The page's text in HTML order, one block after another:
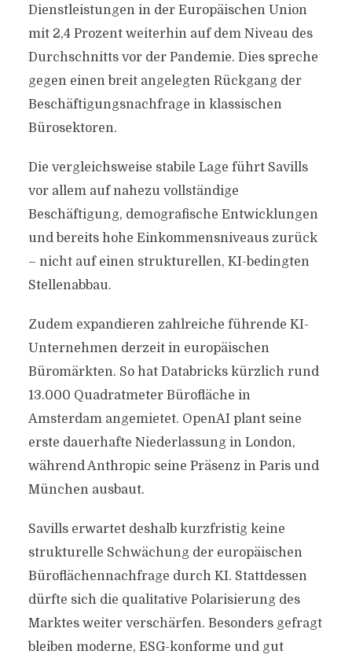
Dienstleistungen in der Europäischen Union
mit 2,4 Prozent weiterhin auf dem Niveau des
Durchschnitts vor der Pandemie. Dies spreche
gegen einen breit angelegten Rückgang der
Beschäftigungsnachfrage in klassischen
Bürosektoren.
Die vergleichsweise stabile Lage führt Savills
vor allem auf nahezu vollständige
Beschäftigung, demografische Entwicklungen
und bereits hohe Einkommensniveaus zurück
– nicht auf einen strukturellen, KI-bedingten
Stellenabbau.
Zudem expandieren zahlreiche führende KI-
Unternehmen derzeit in europäischen
Büromärkten. So hat Databricks kürzlich rund
13.000 Quadratmeter Bürofläche in
Amsterdam angemietet. OpenAI plant seine
erste dauerhafte Niederlassung in London,
während Anthropic seine Präsenz in Paris und
München ausbaut.
Savills erwartet deshalb kurzfristig keine
strukturelle Schwächung der europäischen
Büroflächennachfrage durch KI. Stattdessen
dürfte sich die qualitative Polarisierung des
Marktes weiter verschärfen. Besonders gefragt
bleiben moderne, ESG-konforme und gut